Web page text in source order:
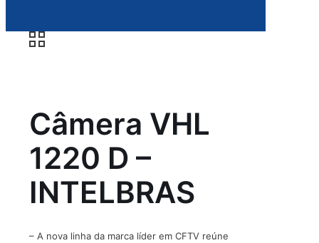
Câmera VHL
1220 D –
INTELBRAS
– A nova linha da marca líder em CFTV reúne